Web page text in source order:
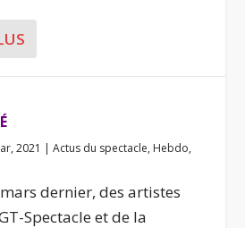
2021 |Actus du spectacle, Hebdo,
dernier, des artistes
Spectacle et de la